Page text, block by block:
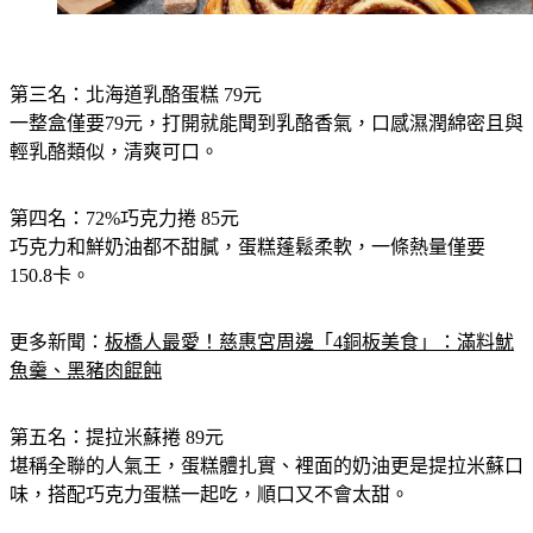
第三名：北海道乳酪蛋糕 79元
一整盒僅要79元，打開就能聞到乳酪香氣，口感濕潤綿密且與
輕乳酪類似，清爽可口。
第四名：72%巧克力捲 85元
巧克力和鮮奶油都不甜膩，蛋糕蓬鬆柔軟，一條熱量僅要
150.8卡。
更多新聞： 板橋人最愛！慈惠宮周邊「4銅板美食」：滿料魷
魚羹、黑豬肉餛飩
第五名：提拉米蘇捲 89元
堪稱全聯的人氣王，蛋糕體扎實、裡面的奶油更是提拉米蘇口
味，搭配巧克力蛋糕一起吃，順口又不會太甜。